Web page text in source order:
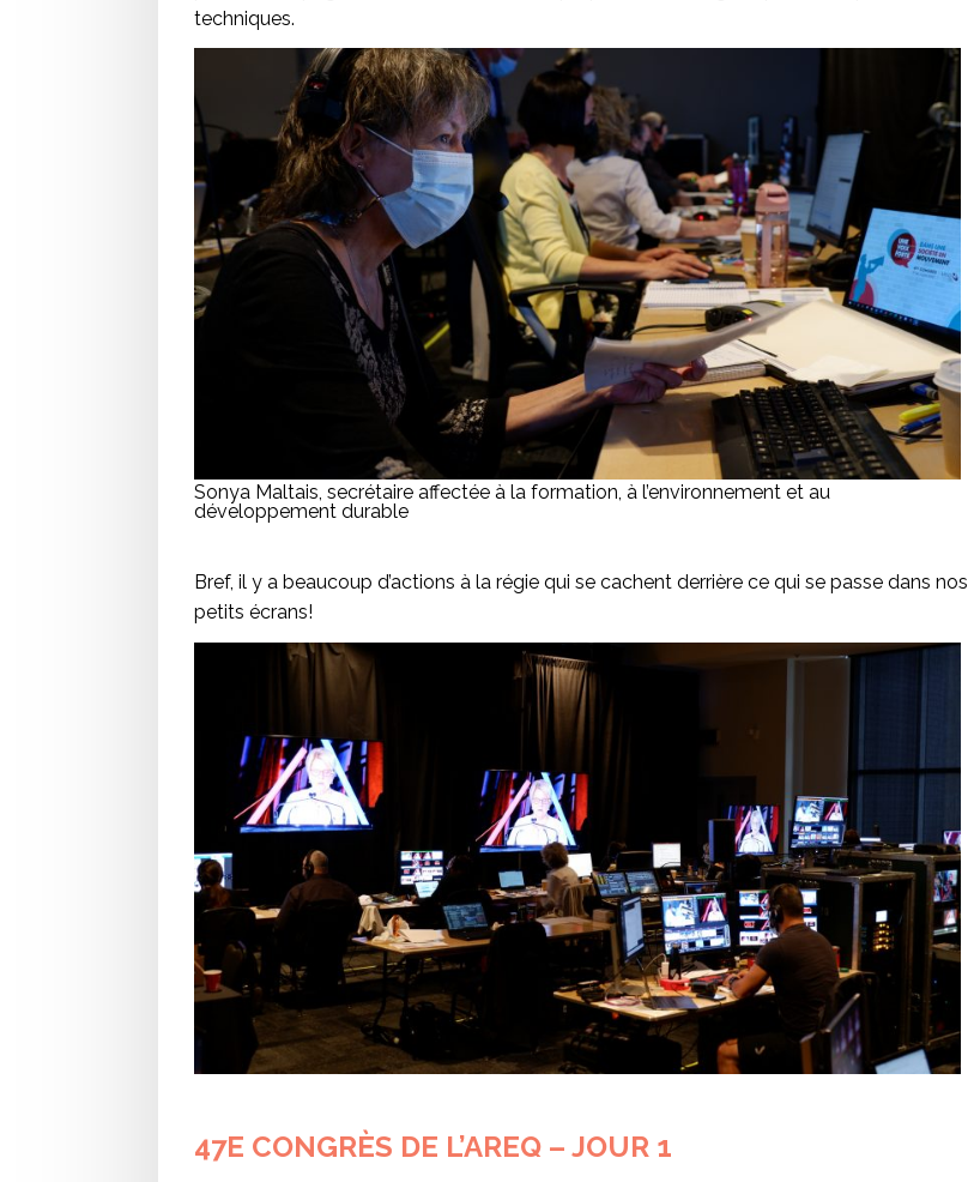
techniques.
Sonya Maltais, secrétaire affectée à la formation, à l’environnement et au
développement durable
Bref, il y a beaucoup d’actions à la régie qui se cachent derrière ce qui se passe dans nos
petits écrans!
47E CONGRÈS DE L’AREQ – JOUR 1